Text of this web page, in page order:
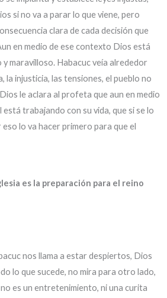
si no va a parar lo que viene, pero
clara de cada decisión que
en medio de ese contexto Dios está
maravilloso. Habacuc veía alrededor
la injusticia, las tensiones, el pueblo no
le aclara al profeta que aun en medio
trabajando con su vida, que si se lo
lo va hacer primero para que el
es la preparación para el reino
nos llama a estar despiertos, Dios
lo que sucede, no mira para otro lado,
es un entretenimiento, ni una curita